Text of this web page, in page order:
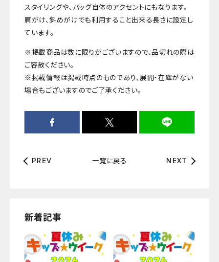
スタイリングや、バッグ自体のアクセントにもなります。
肩がけ、斜めがけでも利用すること出来る長さに設定し
ています。
※掲載商品は数に限りがございますので、品切れの際は
ご容赦ください。
※掲載情報は掲載時点のものであり、展開・在庫がない
場合もございますのでご了承ください。
PREV 一覧に戻る NEXT
新着記事